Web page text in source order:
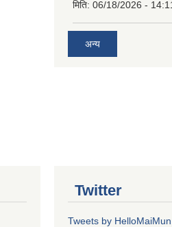
मिति: 06/18/2026 -
अन्य
Twitter
Tweets by HelloMaiMun